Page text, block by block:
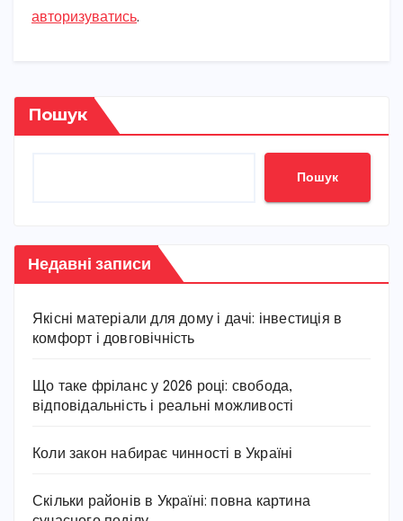
авторизуватись.
Пошук
Пошук
Недавні записи
Якісні матеріали для дому і дачі: інвестиція в
комфорт і довговічність
Що таке фріланс у 2026 році: свобода,
відповідальність і реальні можливості
Коли закон набирає чинності в Україні
Скільки районів в Україні: повна картина